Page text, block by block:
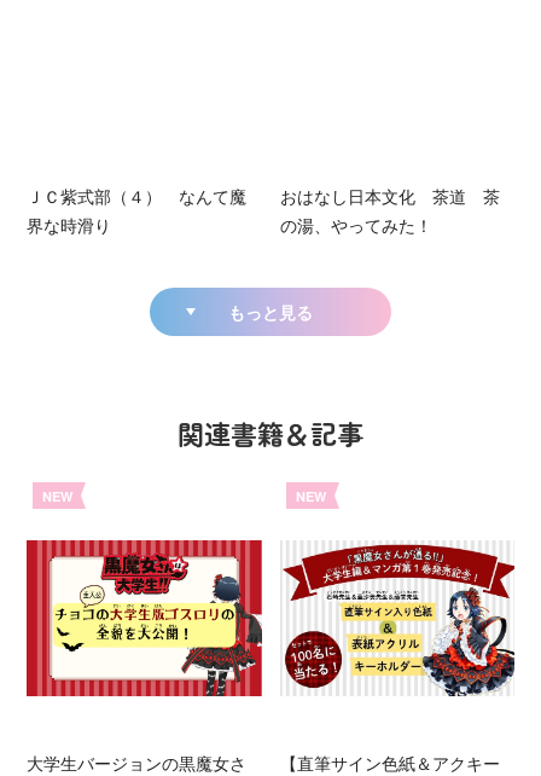
ＪＣ紫式部（４） なんて魔
界な時滑り
おはなし日本文化 茶道 茶
の湯、やってみた！
もっと見る
関連書籍＆記事
NEW
大学生バージョンの黒魔女さ
NEW
【直筆サイン色紙＆アクキー